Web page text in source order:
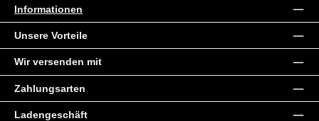
Informationen
Unsere Vorteile
Wir versenden mit
Zahlungsarten
Ladengeschäft